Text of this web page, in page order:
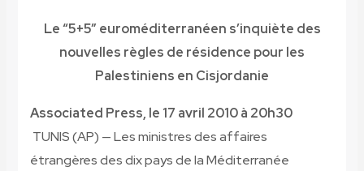
Le “5+5” euroméditerranéen s’inquiète des
nouvelles règles de résidence pour les
Palestiniens en Cisjordanie
Associated Press, le 17 avril 2010 à 20h30
TUNIS (AP) — Les ministres des affaires
étrangères des dix pays de la Méditerranée